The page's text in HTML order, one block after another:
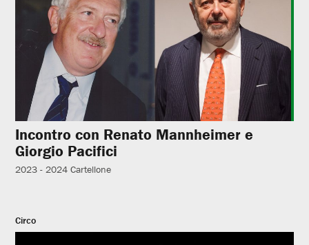
Incontro con Renato Mannheimer e
Giorgio Pacifici
2023 - 2024 Cartellone
Circo